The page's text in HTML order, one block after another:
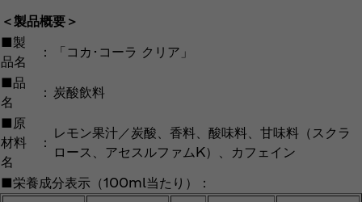
＜製品概要＞
■製
品名
：
「コカ･コーラ クリア」
■品
名
： 炭酸飲料
■原
材料
名
：
レモン果汁／炭酸、香料、酸味料、甘味料（スクラ
ロース、アセスルファムK）、カフェイン
■栄養成分表示（100ml当たり）：